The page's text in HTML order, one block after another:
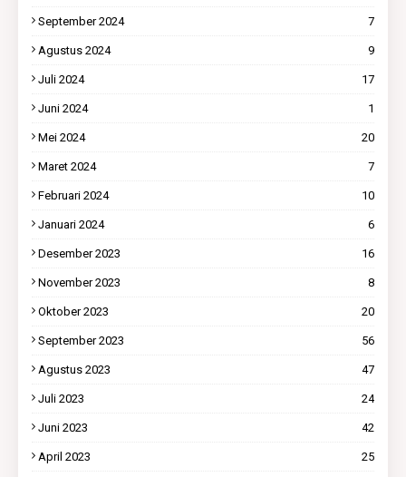
September 2024 7
Agustus 2024 9
Juli 2024 17
Juni 2024 1
Mei 2024 20
Maret 2024 7
Februari 2024 10
Januari 2024 6
Desember 2023 16
November 2023 8
Oktober 2023 20
September 2023 56
Agustus 2023 47
Juli 2023 24
Juni 2023 42
April 2023 25